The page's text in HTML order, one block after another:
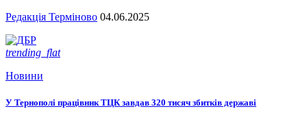
Редакція Терміново 04.06.2025
trending_flat
Новини
У Тернополі працівник ТЦК завдав 320 тисяч збитків державі